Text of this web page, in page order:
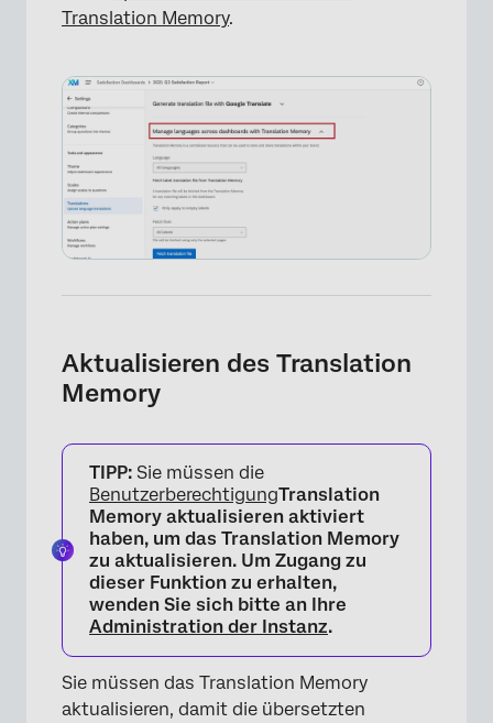
×
Translation Memory.
Aktualisieren des Translation
Memory
TIPP: Sie müssen die
BenutzerberechtigungTranslation
Memory aktualisieren aktiviert
haben, um das Translation Memory
zu aktualisieren. Um Zugang zu
dieser Funktion zu erhalten,
wenden Sie sich bitte an Ihre
Administration der Instanz.
Sie müssen das Translation Memory
aktualisieren, damit die übersetzten